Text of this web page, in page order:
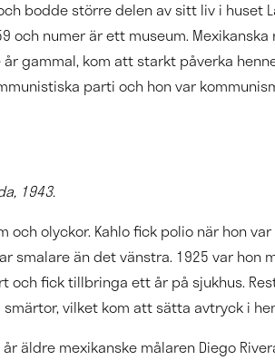
bodde större delen av sitt liv i huset
och numer är ett museum. Mexikanska
gammal, kom att starkt påverka
parti och hon var
1943.
och olyckor. Kahlo fick polio när hon
smalare än det vänstra. 1925 var hon
och fick tillbringa ett år på sjukhus.
vilket kom att sätta avtryck i
äldre mexikanske målaren Diego